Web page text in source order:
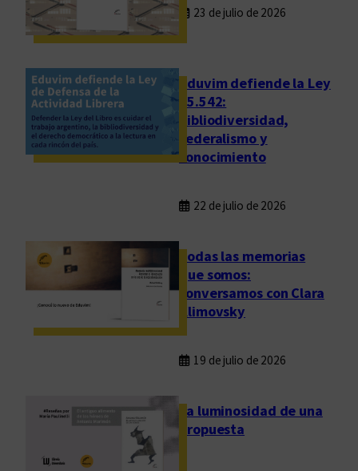
23 de julio de 2026
Eduvim defiende la Ley
25.542:
bibliodiversidad,
federalismo y
conocimiento
22 de julio de 2026
Todas las memorias
que somos:
conversamos con Clara
Klimovsky
19 de julio de 2026
La luminosidad de una
propuesta